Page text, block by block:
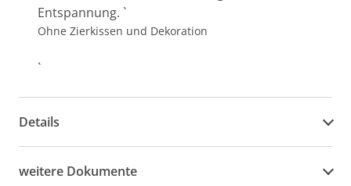
Entspannung. `
Ohne Zierkissen und Dekoration
`
Details
weitere Dokumente